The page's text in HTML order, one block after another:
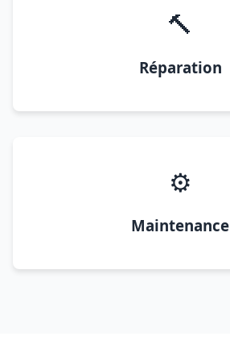
🔨
Réparation
⚙️
Maintenance